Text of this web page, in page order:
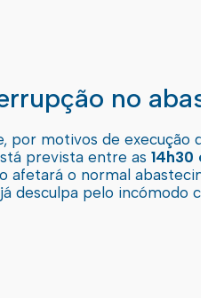
no
por motivos de execução
prevista entre as 14h30
afetará o normal
desculpa pelo incómodo